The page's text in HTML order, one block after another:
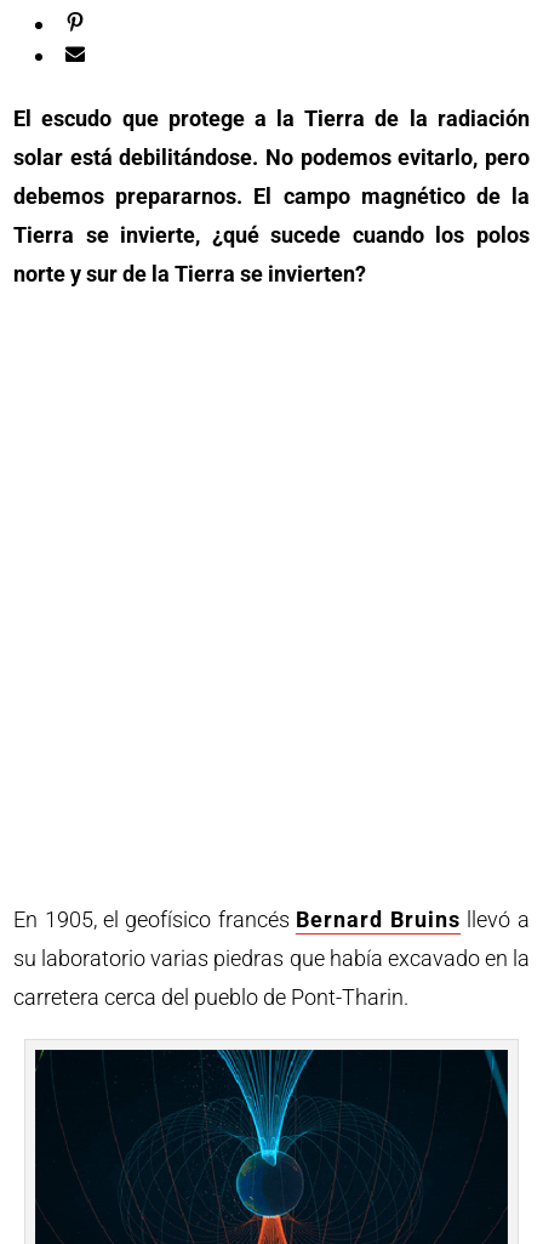
El escudo que protege a la Tierra de la radiación
solar está debilitándose. No podemos evitarlo, pero
debemos prepararnos. El campo magnético de la
Tierra se invierte, ¿qué sucede cuando los polos
norte y sur de la Tierra se invierten?
En 1905, el geofísico francés Bernard Bruins llevó a
su laboratorio varias piedras que había excavado en la
carretera cerca del pueblo de Pont-Tharin.